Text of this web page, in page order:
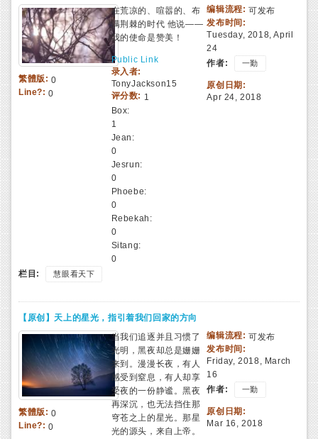
繁體版: 0
Line?:0
在荒凉的、喧嚣的、布
满荆棘的时代 他说——
我的使命是赞美！
Public Link
录入者:
TonyJackson15
评分数: 1
Box:
1
Jean:
0
Jesrun:
0
Phoebe:
0
Rebekah:
0
Sitang:
0
编辑流程: 可发布
发布时间:
Tuesday, 2018, April
24
作者:
一勤
原创日期:
Apr 24, 2018
栏目: 慧眼看天下
【原创】天上的星光，指引着我们回家的方向
繁體版: 0
Line?:0
当我们追逐并且习惯了
光明，黑夜却总是姗姗
来到。漫漫长夜，有人
感受到窒息，有人却享
受夜的一份静谧。黑夜
再深沉，也无法挡住那
穹苍之上的星光。那星
光的源头，来自上帝。
编辑流程: 可发布
发布时间:
Friday, 2018, March
16
作者:
一勤
原创日期:
Mar 16, 2018